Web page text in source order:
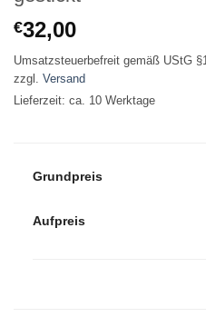
€32,00
Umsatzsteuerbefreit gemäß UStG
zzgl. Versand
Lieferzeit: ca. 10 Werktage
Grundpreis
Aufpreis